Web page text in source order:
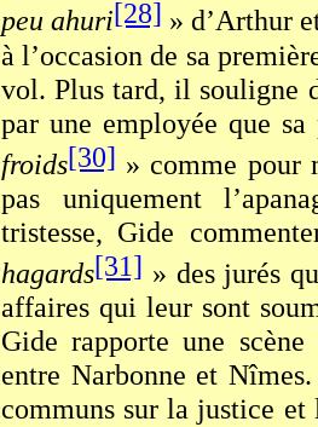
peu ahuri[28] » d’Arthur
à l’occasion de sa
vol. Plus tard, il souligne
par une employée que
froids[30] » comme pour
pas uniquement
tristesse, Gide
hagards[31] » des jurés
affaires qui leur sont
Gide rapporte une
entre Narbonne et
communs sur la justice